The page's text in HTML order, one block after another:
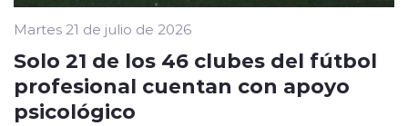
Martes 21 de julio de 2026
Solo 21 de los 46 clubes del fútbol
profesional cuentan con apoyo
psicológico